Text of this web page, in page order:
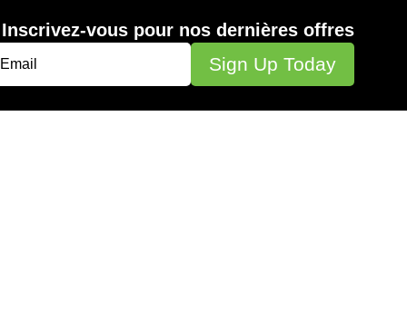
Inscrivez-vous pour nos dernières offres